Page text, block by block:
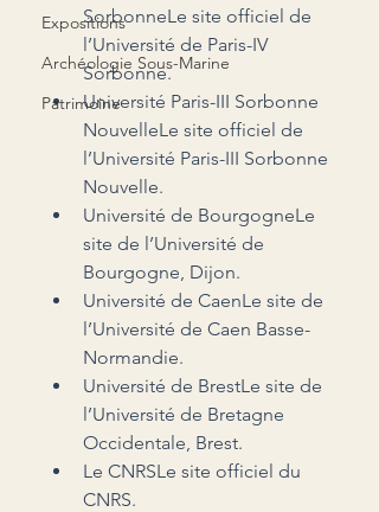
Expositions
Archéologie Sous-Marine
Patrimoine
SorbonneLe site officiel de
l’Université de Paris-IV
Sorbonne.
Université Paris-III Sorbonne
NouvelleLe site officiel de
l’Université Paris-III Sorbonne
Nouvelle.
Université de BourgogneLe
site de l’Université de
Bourgogne, Dijon.
Université de CaenLe site de
l’Université de Caen Basse-
Normandie.
Université de BrestLe site de
l’Université de Bretagne
Occidentale, Brest.
Le CNRSLe site officiel du
CNRS.